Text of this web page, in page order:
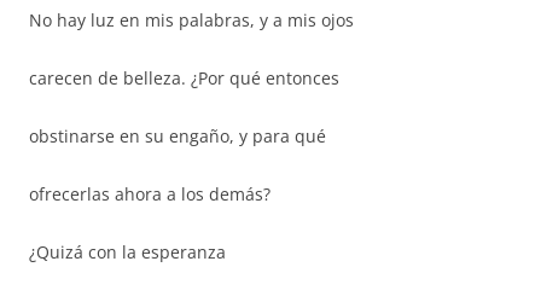
No hay luz en mis palabras, y a mis ojos
carecen de belleza. ¿Por qué entonces
obstinarse en su engaño, y para qué
ofrecerlas ahora a los demás?
¿Quizá con la esperanza